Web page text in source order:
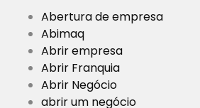
Abertura de empresa
Abimaq
Abrir empresa
Abrir Franquia
Abrir Negócio
abrir um negócio